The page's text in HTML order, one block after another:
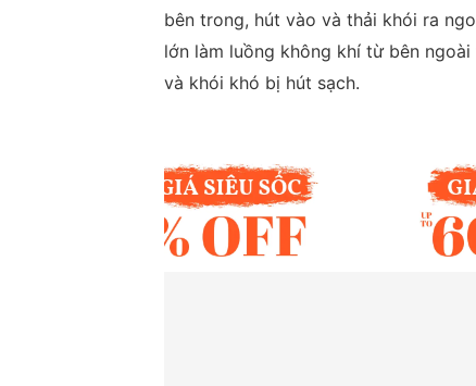
bên trong, hút vào và thải khói ra
lớn làm luồng không khí từ bên
và khói khó bị hút sạch.